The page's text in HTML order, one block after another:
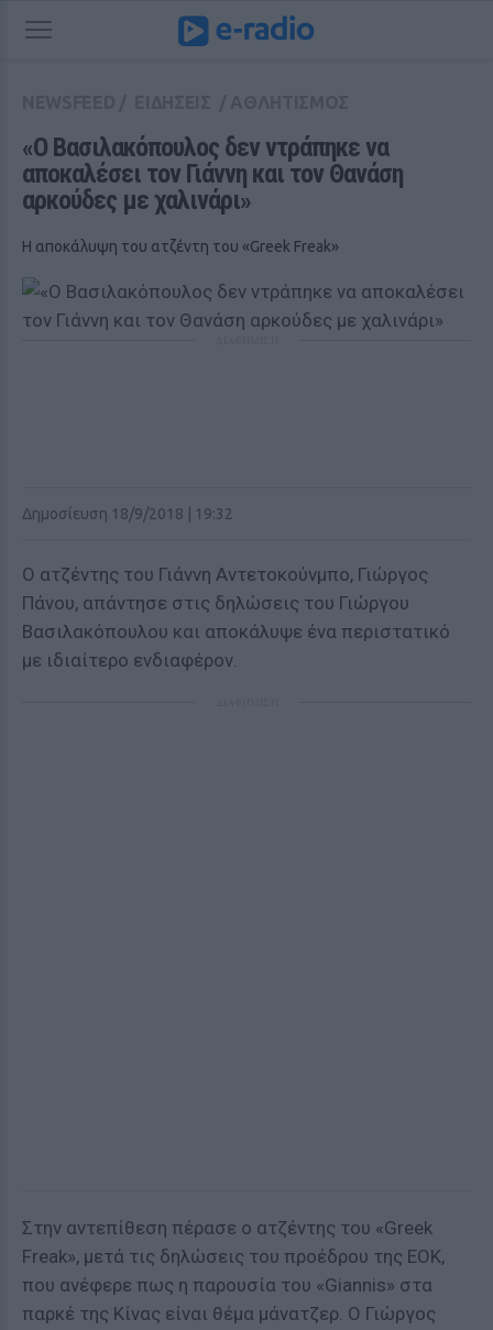
«Ο Βασιλακόπουλος δεν ντράπηκε να
αποκαλέσει τον Γιάννη και τον Θανάση
αρκούδες με χαλινάρι»
Η αποκάλυψη του ατζέντη του «Greek Freak»
Δημοσίευση 18/9/2018 | 19:32
Ο ατζέντης του Γιάννη Αντετοκούνμπο, Γιώργος
Πάνου, απάντησε στις δηλώσεις του Γιώργου
Βασιλακόπουλου και αποκάλυψε ένα περιστατικό
με ιδιαίτερο ενδιαφέρον.
Στην αντεπίθεση πέρασε ο ατζέντης του «Greek
Freak», μετά τις δηλώσεις του προέδρου της ΕΟΚ,
που ανέφερε πως η παρουσία του «Giannis» στα
παρκέ της Κίνας είναι θέμα μάνατζερ. Ο Γιώργος